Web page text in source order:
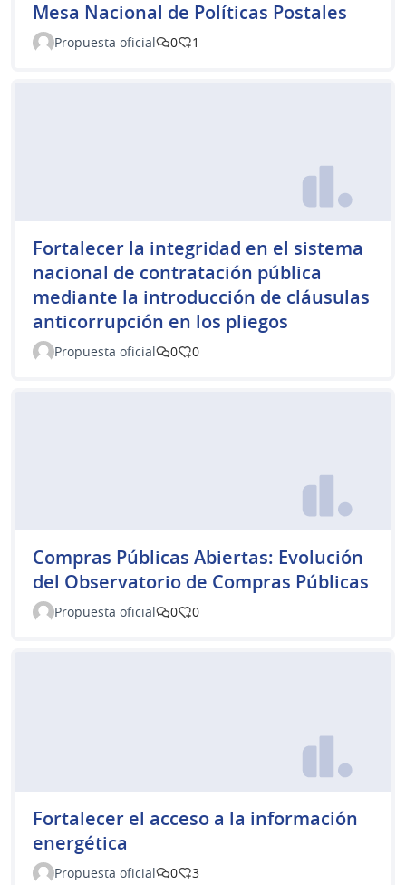
Mesa Nacional de Políticas Postales
Propuesta oficial 0 1
Fortalecer la integridad en el sistema
nacional de contratación pública
mediante la introducción de cláusulas
anticorrupción en los pliegos
Propuesta oficial 0 0
Compras Públicas Abiertas: Evolución
del Observatorio de Compras Públicas
Propuesta oficial 0 0
Fortalecer el acceso a la información
energética
Propuesta oficial 0 3